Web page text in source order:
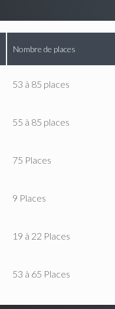
Nombre de places
53 à 85 places
55 à 85 places
75 Places
9 Places
19 à 22 Places
53 à 65 Places